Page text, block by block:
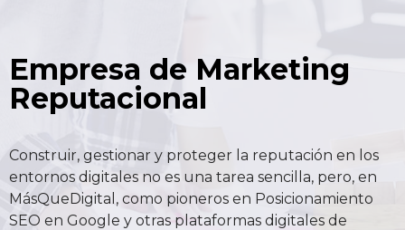
Empresa de Marketing
Reputacional
Construir, gestionar y proteger la reputación en los
entornos digitales no es una tarea sencilla, pero, en
MásQueDigital, como pioneros en Posicionamiento
SEO en Google y otras plataformas digitales de